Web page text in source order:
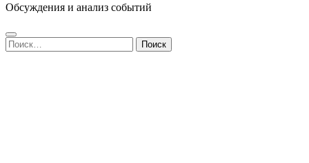
Обсуждения и анализ событий
Найти: